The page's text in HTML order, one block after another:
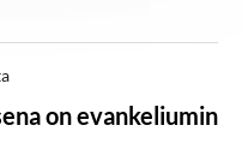
on evankeliumin